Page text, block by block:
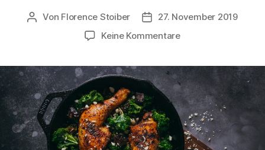
Beitragsautor
Von Florence Stoiber Veröffentlichungsdatum
27. November 2019
Keine Kommentarezu
mit
Grünkohl